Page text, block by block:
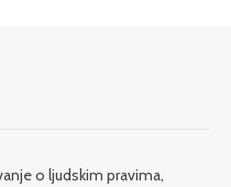
o ljudskim pravima,